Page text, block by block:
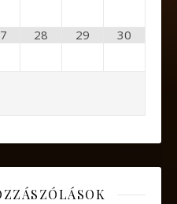
28 29 30